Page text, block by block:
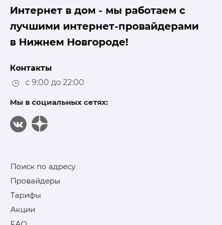
Интернет в дом - мы работаем с
лучшими интернет-провайдерами
в Нижнем Новгороде!
Контакты
с 9:00 до 22:00
Мы в социальных сетях:
Поиск по адресу
Провайдеры
Тарифы
Акции